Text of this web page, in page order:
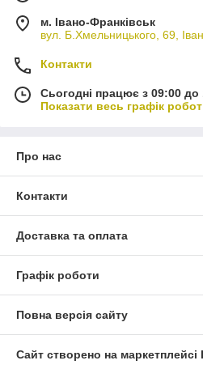
м. Івано-Франківськ
вул. Б.Хмельницького, 69,
Контакти
Сьогодні працює з 09:00 до
Показати весь графік
Про нас
Контакти
Доставка та оплата
Графік роботи
Повна версія сайту
Сайт створено на маркетплейсі